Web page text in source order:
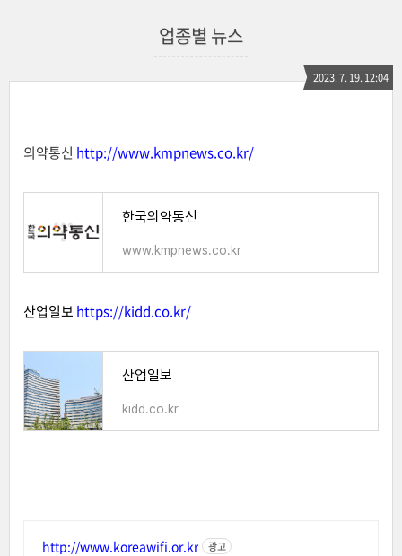
업종별 뉴스
2023. 7. 19. 12:04
의약통신 http://www.kmpnews.co.kr/
한국의약통신
www.kmpnews.co.kr
산업일보 https://kidd.co.kr/
산업일보
kidd.co.kr
http://www.koreawifi.or.kr 광고